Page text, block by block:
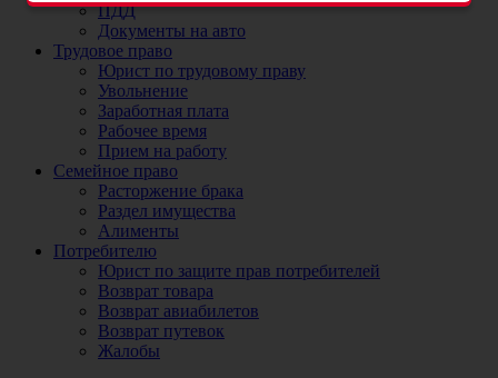
ПДД
Документы на авто
Трудовое право
Юрист по трудовому праву
Увольнение
Заработная плата
Рабочее время
Прием на работу
Семейное право
Расторжение брака
Раздел имущества
Алименты
Потребителю
Юрист по защите прав потребителей
Возврат товара
Возврат авиабилетов
Возврат путевок
Жалобы